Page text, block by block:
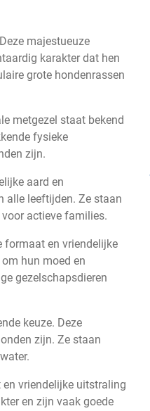
majestueuze
karakter dat hen
grote hondenrassen
metgezel staat bekend
fysieke
zijn.
aard en
alle leeftijden. Ze staan
actieve families.
formaat en vriendelijke
hun moed en
gezelschapsdieren
keuze. Deze
zijn. Ze staan
en vriendelijke uitstraling
en zijn vaak goede